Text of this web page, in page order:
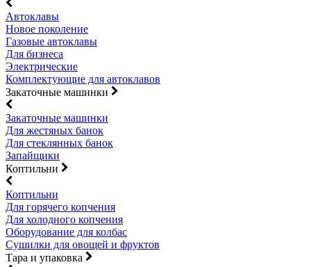
Автоклавы
Новое поколение
Газовые автоклавы
Для бизнеса
Электрические
Комплектующие для автоклавов
Закаточные машинки
Закаточные машинки
Для жестяных банок
Для стеклянных банок
Запайщики
Коптильни
Коптильни
Для горячего копчения
Для холодного копчения
Оборудование для колбас
Сушилки для овощей и фруктов
Тара и упаковка